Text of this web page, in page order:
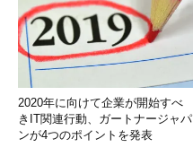
2020年に向けて企業が開始すべ
きIT関連行動、ガートナージャパ
ンが4つのポイントを発表